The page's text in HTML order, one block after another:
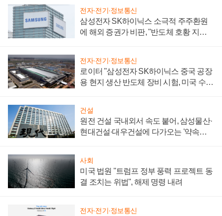
전자·전기·정보통신
삼성전자 SK하이닉스 소극적 주주환원
에 해외 증권가 비판, "반도체 호황 지속
전자·전기·정보통신
로이터 "삼성전자 SK하이닉스 중국 공장
용 현지 생산 반도체 장비 시험, 미국 수출
건설
원전 건설 국내외서 속도 붙어, 삼성물산·
현대건설·대우건설에 다가오는 '약속의
사회
미국 법원 "트럼프 정부 풍력 프로젝트 동
결 조치는 위법", 해제 명령 내려
전자·전기·정보통신